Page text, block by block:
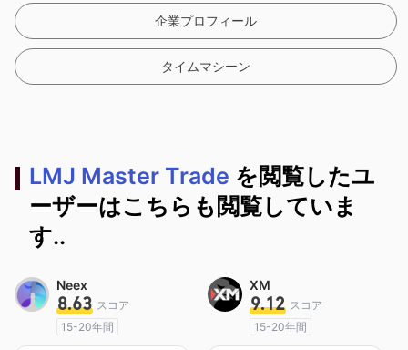
企業プロフィール
タイムマシーン
LMJ Master Trade を閲覧したユ
ーザーはこちらも閲覧していま
す..
Neex
8.63 スコア
15-20年間
XM
9.12 スコア
15-20年間